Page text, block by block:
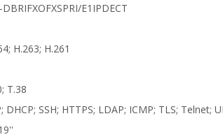
DBRIFXOFXSPRI/E1IPDECT
H.263; H.261
T.38
DHCP; SSH; HTTPS; LDAP; ICMP; TLS; Telnet;